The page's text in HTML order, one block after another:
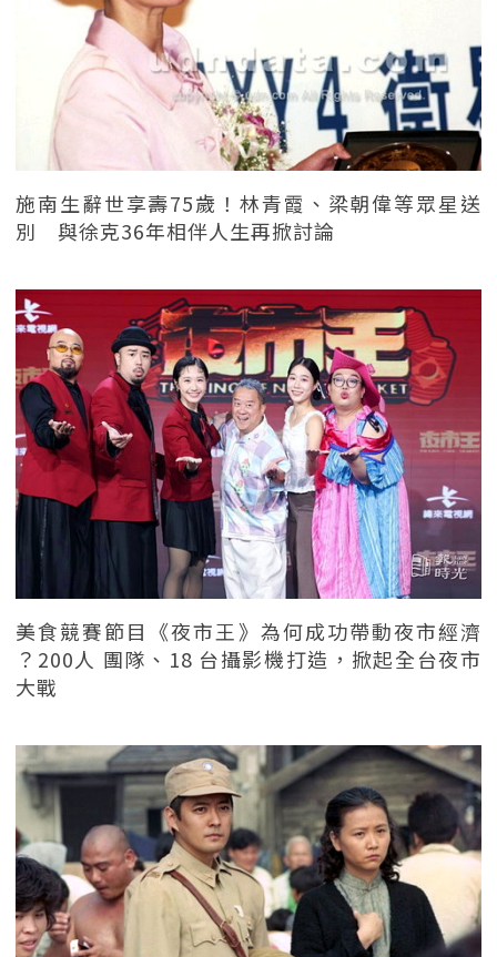
施南生辭世享壽75歲！林青霞、梁朝偉等眾星送
別 與徐克36年相伴人生再掀討論
美食競賽節目《夜市王》為何成功帶動夜市經濟
？200人 團隊、18 台攝影機打造，掀起全台夜市
大戰